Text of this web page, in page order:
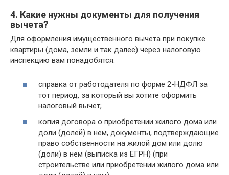
4. Какие нужны документы для получения
вычета?
Для оформления имущественного вычета при покупке
квартиры (дома, земли и так далее) через налоговую
инспекцию вам понадобятся:
справка от работодателя по форме 2-НДФЛ за
тот период, за который вы хотите оформить
налоговый вычет;
копия договора о приобретении жилого дома или
доли (долей) в нем, документы, подтверждающие
право собственности на жилой дом или долю
(доли) в нем (выписка из ЕГРН) (при
строительстве или приобретении жилого дома или